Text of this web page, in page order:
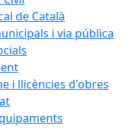
de Català
i via pública
i llicències d'obres